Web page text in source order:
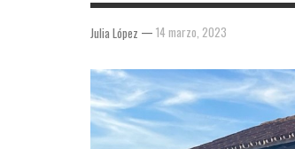
Julia López — 14 marzo, 2023